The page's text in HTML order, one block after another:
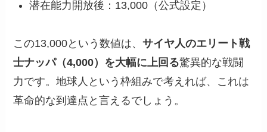
潜在能力開放後：13,000（公式設定）
この13,000という数値は、サイヤ人のエリート戦
士ナッパ（4,000）を大幅に上回る驚異的な戦闘
力です。地球人という枠組みで考えれば、これは
革命的な到達点と言えるでしょう。